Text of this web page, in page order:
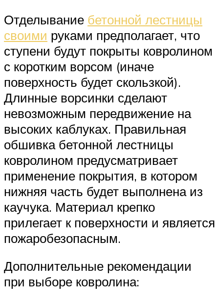
Отделывание бетонной лестницы
своими руками предполагает, что
ступени будут покрыты ковролином
с коротким ворсом (иначе
поверхность будет скользкой).
Длинные ворсинки сделают
невозможным передвижение на
высоких каблуках. Правильная
обшивка бетонной лестницы
ковролином предусматривает
применение покрытия, в котором
нижняя часть будет выполнена из
каучука. Материал крепко
прилегает к поверхности и является
пожаробезопасным.
Дополнительные рекомендации
при выборе ковролина: